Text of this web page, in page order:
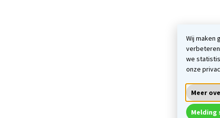
Wij maken
we
onze
Meer
Melding